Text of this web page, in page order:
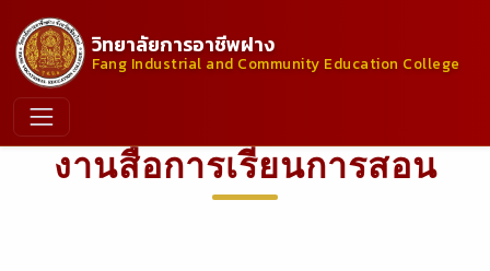
วิทยาลัยการอาชีพฝาง
Fang Industrial and Community Education College
งานสื่อการเรียนการสอน